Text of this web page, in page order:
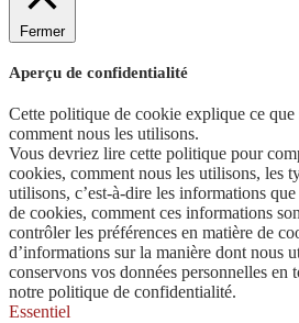
Fermer
Aperçu de confidentialité
Cette politique de cookie explique ce que
comment nous les utilisons.
Vous devriez lire cette politique pour
cookies, comment nous les utilisons, les
utilisons, c’est-à-dire les informations
de cookies, comment ces informations
contrôler les préférences en matière de
d’informations sur la manière dont nous
conservons vos données personnelles en
notre politique de confidentialité.
Essentiel